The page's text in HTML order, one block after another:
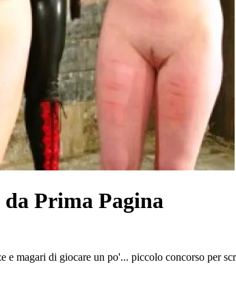
Prima Pagina
e magari di giocare un po'... piccolo concorso per